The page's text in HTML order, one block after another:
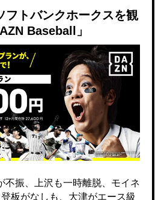
フトバンクホークスを観
Baseball」
不振、上沢も一時離脱、モイネ
板がなしも、大津がエース級